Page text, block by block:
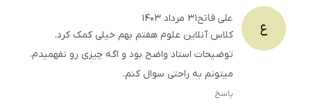
ع علیفاتح۳۱ مرداد ۱۴۰۳
کلاس آنلاین علوم هفتم بهم خیلی کمک کرد.
توضیحات استاد واضح بود و اگه چیزی رو نفهمیدم،
میتونم به راحتی سوال کنم.
پاسخ